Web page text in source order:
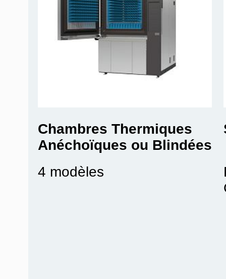
Chambres Thermiques
Anéchoïques ou Blindées
4 modèles